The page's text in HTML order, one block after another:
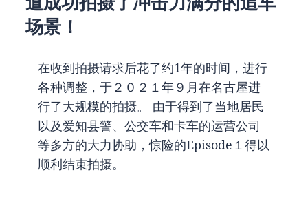
场景！
在收到拍摄请求后花了约1年的时间，进行
各种调整，于２０２１年９月在名古屋进
行了大规模的拍摄。 由于得到了当地居民
以及爱知县警、公交车和卡车的运营公司
等多方的大力协助，惊险的Episode１得以
顺利结束拍摄。